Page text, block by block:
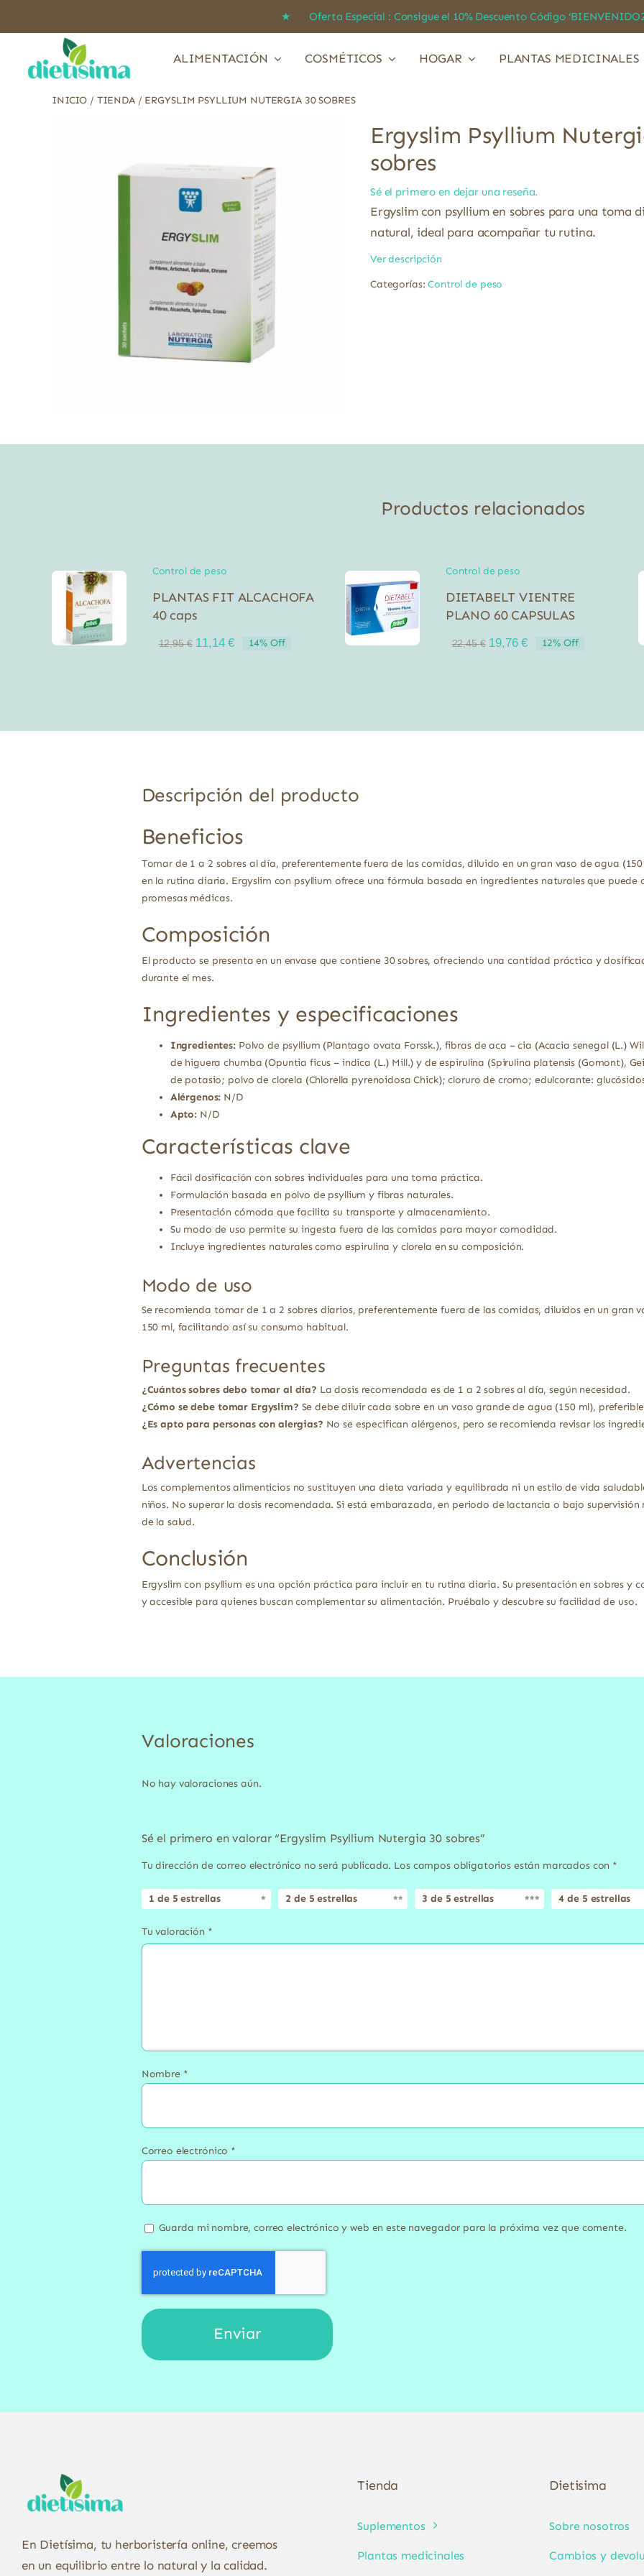
★ Oferta Especial : Consigue el 10% Descuento Código
ALIMENTACIÓN COSMÉTICOS HOGAR PLANTAS MEDICINALES
INICIO / TIENDA/ ERGYSLIM PSYLLIUM NUTERGIA 30 SOBRES
Ergyslim Psyllium
sobres
Sé el primero en dejar una reseña.
Ergyslim con psyllium en sobres para una toma
natural, ideal para acompañar tu rutina.
Ver descripción
Categorías:Control de peso
Productos relacionados
Control de peso
PLANTAS FIT ALCACHOFA
40 caps
12,95€ El
11,14€El
14% Off
Control de peso
DIETABELT VIENTRE
PLANO 60 CAPSULAS
22,45€ El
19,76€El
12% Off
Descripción del producto
Beneficios
Tomar de 1 a 2 sobres al día, preferentemente fuera de las comidas, diluido en un gran vaso de agua
en la rutina diaria. Ergyslim con psyllium ofrece una fórmula basada en ingredientes naturales que puede
promesas médicas.
Composición
El producto se presenta en un envase que contiene 30 sobres, ofreciendo una cantidad práctica y
durante el mes.
Ingredientes y especificaciones
Ingredientes:Polvo de psyllium (Plantago ovata Forssk.), fibras de aca – cia (Acacia senegal (L.)
de higuera chumba (Opuntia ficus – indica (L.) Mill.) y de espirulina (Spirulina platensis (Gomont),
de potasio; polvo de clorela (Chlorella pyrenoidosa Chick); cloruro de cromo; edulcorante:
Alérgenos: N/D
Apto: N/D
Características clave
Fácil dosificación con sobres individuales para una toma práctica.
Formulación basada en polvo de psyllium y fibras naturales.
Presentación cómoda que facilita su transporte y almacenamiento.
Su modo de uso permite su ingesta fuera de las comidas para mayor comodidad.
Incluye ingredientes naturales como espirulina y clorela en su composición.
Modo de uso
Se recomienda tomar de 1 a 2 sobres diarios, preferentemente fuera de las comidas, diluidos en un gran
150 ml, facilitando así su consumo habitual.
Preguntas frecuentes
¿Cuántos sobres debo tomar al día? La dosis recomendada es de 1 a 2 sobres al día, según necesidad.
¿Cómo se debe tomar Ergyslim? Se debe diluir cada sobre en un vaso grande de agua (150 ml),
¿Es apto para personas con alergias? No se especifican alérgenos, pero se recomienda revisar los
Advertencias
Los complementos alimenticios no sustituyen una dieta variada y equilibrada ni un estilo de vida
niños. No superar la dosis recomendada. Si está embarazada, en periodo de lactancia o bajo
de la salud.
Conclusión
Ergyslim con psyllium es una opción práctica para incluir en tu rutina diaria. Su presentación en sobres y
y accesible para quienes buscan complementar su alimentación. Pruébalo y descubre su facilidad de uso.
Valoraciones
No hay valoraciones aún.
Sé el primero en valorar “Ergyslim Psyllium Nutergia 30 sobres”
Tu dirección de correo electrónico no será publicada. Los campos obligatorios están marcados con *
1 de 5 estrellas 2 de 5 estrellas 3 de 5 estrellas 4 de 5 estrellas
Tu valoración *
Nombre *
Correo electrónico *
Guarda mi nombre, correo electrónico y web en este navegador para la próxima vez que comente.
En Dietísima, tu herboristería online, creemos
en un equilibrio entre lo natural y la calidad.
Tienda
Suplementos
Plantas medicinales
Dietisima
Sobre nosotros
Cambios y